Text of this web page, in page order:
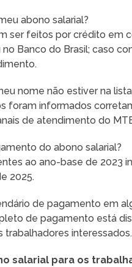
abono salarial?
ser feitos por crédito em
Banco do Brasil; caso
nome não estiver na
foram informados
de atendimento do
do abono salarial?
ao ano-base de 2023
2025.
de pagamento em
de pagamento está
trabalhadores interessados.
salarial para os